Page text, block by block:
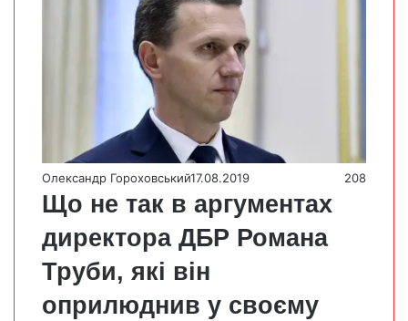
Олександр Гороховський17.08.2019 208
Що не так в аргументах
директора ДБР Романа
Труби, які він
оприлюднив у своєму